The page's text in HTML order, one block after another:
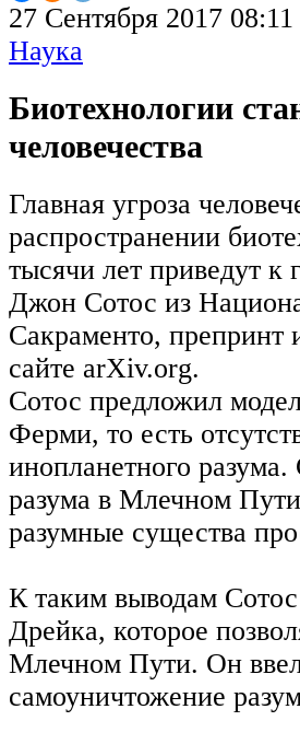
27 Сентября 2017 08:11
Наука
Биотехнологии
человечества
Главная угроза
распространении
тысячи лет приведут к
Джон Сотос из
Сакраменто, препринт
сайте arXiv.org.
Сотос предложил
Ферми, то есть
инопланетного
разума в Млечном
разумные существа
К таким выводам
Дрейка, которое
Млечном Пути. Он
самоуничтожение